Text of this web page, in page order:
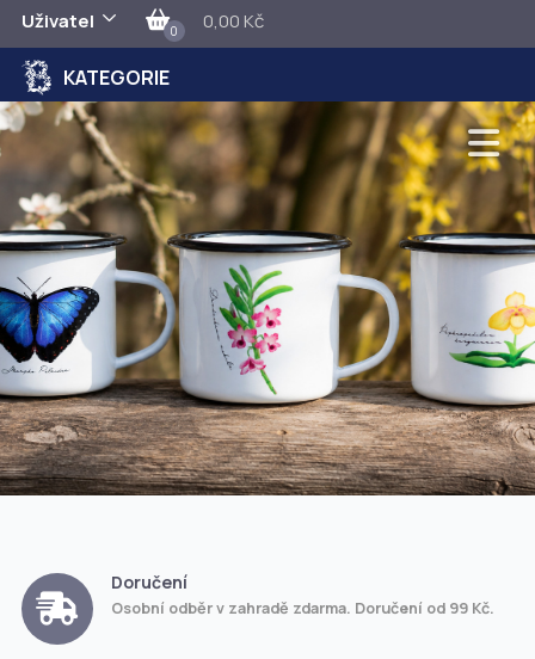
Uživatel 0 0,00 Kč
KATEGORIE
Doručení
Osobní odběr v zahradě zdarma. Doručení od 99 Kč.